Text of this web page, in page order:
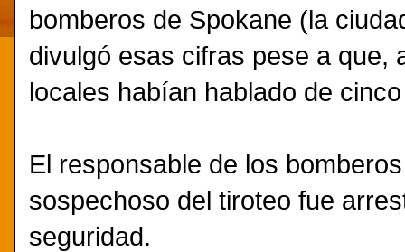
bomberos de Spokane (la
divulgó esas cifras pese a que,
locales habían hablado de
El responsable de los
sospechoso del tiroteo fue
seguridad.